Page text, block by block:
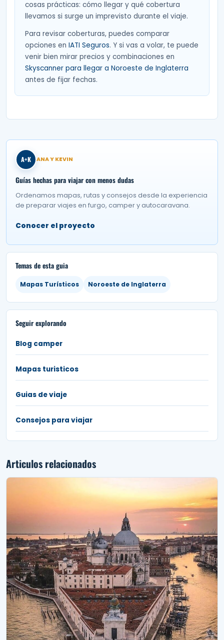
cosas prácticas: cómo llegar y qué cobertura
llevamos si surge un imprevisto durante el viaje.
Para revisar coberturas, puedes comparar
opciones en IATI Seguros. Y si vas a volar, te puede
venir bien mirar precios y combinaciones en
Skyscanner para llegar a Noroeste de Inglaterra
antes de fijar fechas.
A+K ANA Y KEVIN
Guías hechas para viajar con menos dudas
Ordenamos mapas, rutas y consejos desde la experiencia
de preparar viajes en furgo, camper y autocaravana.
Conocer el proyecto
Temas de esta guia
Mapas Turísticos Noroeste de Inglaterra
Seguir explorando
Blog camper
Mapas turisticos
Guias de viaje
Consejos para viajar
Articulos relacionados